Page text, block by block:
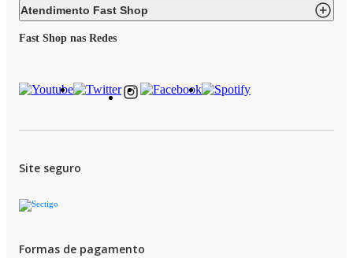
Atendimento Fast Shop
Fast Shop nas Redes
Site seguro
Formas de pagamento